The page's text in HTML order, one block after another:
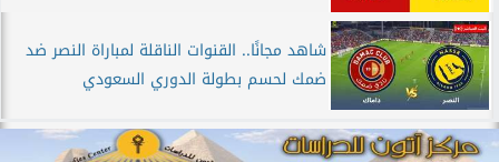
شاهد مجانًا.. القنوات الناقلة لمباراة النصر ضد
ضمك لحسم بطولة الدوري السعودي